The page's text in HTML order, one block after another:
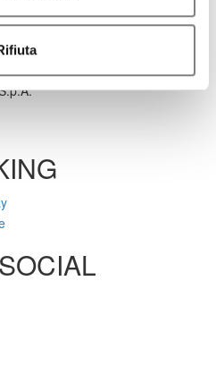
Banca CF+, iscritto all’Albo dei
di direzione e